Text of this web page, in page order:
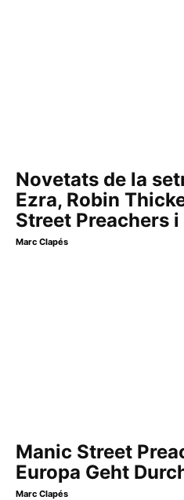
Novetats de la
Ezra, Robin
Street Preachers i
Marc Clapés
Manic Street
Europa Geht
Marc Clapés